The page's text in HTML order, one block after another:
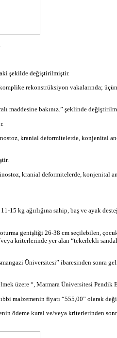
şekilde değiştirilmiştir.
rekonstrüksiyon vakalarında;
maddesine bakınız.” şeklinde
, kranial deformitelerde, konjenital
kranial deformitelerde konjenital
15 kg ağırlığına sahip, baş ve ayak
genişliği 26-38 cm seçilebilen,
kriterlerinde yer alan “tekerlekli
Üniversitesi” ibaresinden sonra
üzere “, Marmara Üniversitesi Pendik
malzemenin fiyatı “555,00” olarak
ödeme kural ve/veya kriterlerinden